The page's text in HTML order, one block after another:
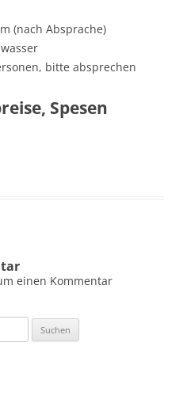
(nach Absprache)
bitte absprechen
Spesen
einen Kommentar